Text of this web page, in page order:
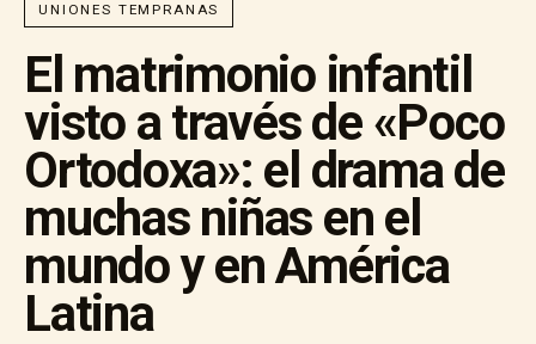
UNIONES TEMPRANAS
El matrimonio infantil
visto a través de «Poco
Ortodoxa»: el drama de
muchas niñas en el
mundo y en América
Latina